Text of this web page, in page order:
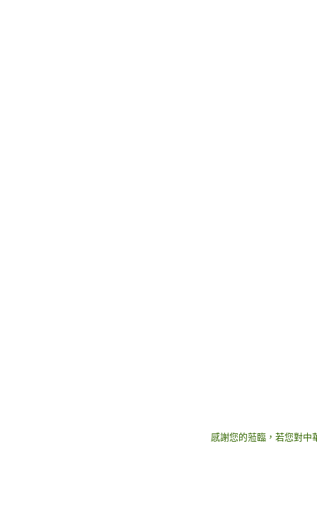
感謝您的蒞臨，若您對中